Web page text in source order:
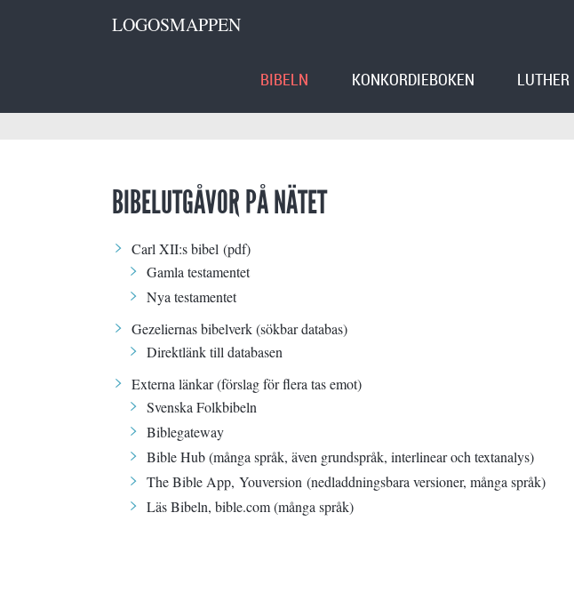
LOGOSMAPPEN
BIBELN KONKORDIEBOKEN LUTHER
BIBELUTGÅVOR PÅ NÄTET
Carl XII:s bibel (pdf)
Gamla testamentet
Nya testamentet
Gezeliernas bibelverk(sökbar databas)
Direktlänk till databasen
Externa länkar (förslag för flera tas emot)
Svenska Folkbibeln
Biblegateway
Bible Hub(många språk, även grundspråk, interlinear och textanalys)
The Bible App, Youversion (nedladdningsbara versioner, många språk)
Läs Bibeln, bible.com (många språk)